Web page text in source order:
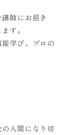
師にお招き
す。
学び、プロの
人間になり切